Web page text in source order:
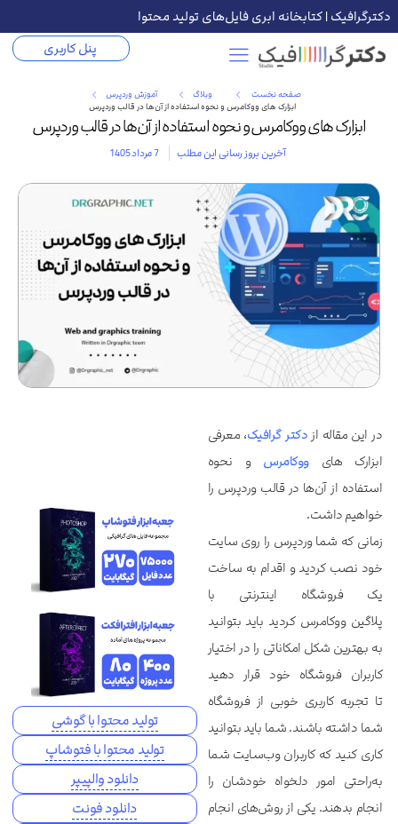
دکترگرافیک | کتابخانه ابری فایل‌های تولید محتوا
پنل کاربری
صفحه نخست وبلاگ
آموزش وردپرس
ابزارک های ووکامرس و نحوه استفاده از آن‌ها در قالب وردپرس
ابزارک های ووکامرس و نحوه استفاده از آن‌ها در قالب وردپرس
آخرین بروز رسانی این مطلب 7 مرداد 1405
در این مقاله از دکتر گرافیک، معرفی
ابزارک هایووکامرس و نحوه
استفاده از آن‌ها در قالب وردپرس را
خواهیم داشت.
زمانی که شما وردپرس را روی سایت
خود نصب کردید و اقدام به ساخت
یک فروشگاه اینترنتی با
پلاگین ووکامرس کردید باید بتوانید
به بهترین شکل امکاناتی را در اختیار
کاربران فروشگاه خود قرار دهید
تا تجربه کاربری خوبی از فروشگاه
شما داشته باشند. شما باید بتوانید
کاری کنید که کاربران وب‌سایت شما
به‌راحتی امور دلخواه خودشان را
انجام بدهند. یکی از روش‌های انجام
تولید محتوا با گوشی
تولید محتوا با فتوشاپ
دانلود والپیپر
دانلود فونت